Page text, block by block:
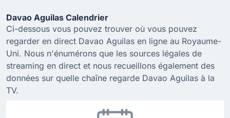
Davao Aguilas Calendrier
Ci-dessous vous pouvez trouver où vous pouvez
regarder en direct Davao Aguilas en ligne au Royaume-
Uni. Nous n'énumérons que les sources légales de
streaming en direct et nous recueillons également des
données sur quelle chaîne regarde Davao Aguilas à la
TV.